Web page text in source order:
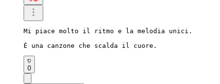
Mi piace molto il ritmo e la melodia unici.
È una canzone che scalda il cuore.
0